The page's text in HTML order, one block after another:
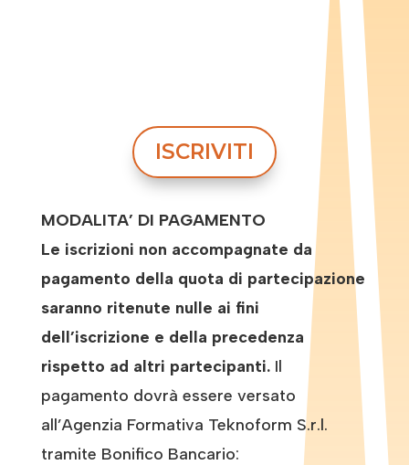
ISCRIVITI
MODALITA’ DI PAGAMENTO
Le iscrizioni non accompagnate da
pagamento della quota di partecipazione
saranno ritenute nulle ai fini
dell’iscrizione e della precedenza
rispetto ad altri partecipanti. Il
pagamento dovrà essere versato
all’Agenzia Formativa Teknoform S.r.l.
tramite Bonifico Bancario: